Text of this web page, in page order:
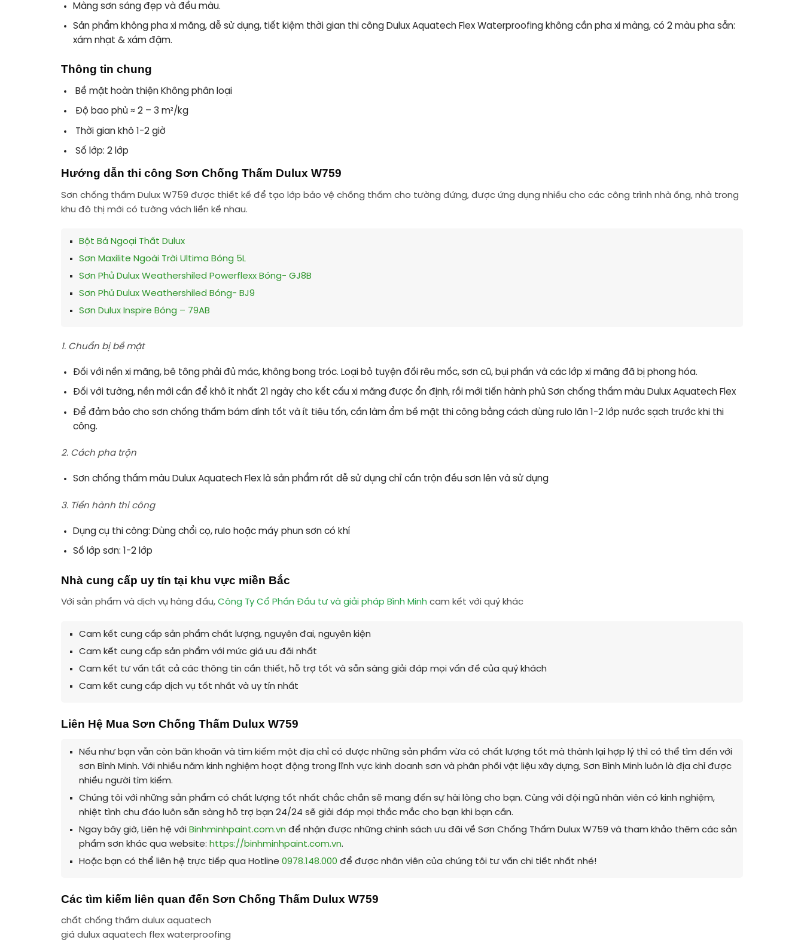
Màng sơn sáng đẹp và đều màu.
Sản phẩm không pha xi măng, dễ sử dụng, tiết kiệm thời gian thi công Dulux Aquatech Flex Waterproofing không cần pha xi màng, có 2 màu pha sẵn:
xám nhạt & xám đậm.
Thông tin chung
Bề mặt hoàn thiện Không phân loại
Độ bao phủ ≈ 2 – 3 m²/kg
Thời gian khô 1-2 giờ
Số lớp: 2 lớp
Hướng dẫn thi công Sơn Chống Thấm Dulux W759
Sơn chống thấm Dulux W759 được thiết kế để tạo lớp bảo vệ chống thấm cho tường đứng, được ứng dụng nhiều cho các công trình nhà ống, nhà trong
khu đô thị mới có tường vách liền kề nhau.
Bột Bả Ngoại Thất Dulux
Sơn Maxilite Ngoài Trời Ultima Bóng 5L
Sơn Phủ Dulux Weathershiled Powerflexx Bóng- GJ8B
Sơn Phủ Dulux Weathershiled Bóng- BJ9
Sơn Dulux Inspire Bóng – 79AB
1. Chuẩn bị bề mặt
Đối với nền xi măng, bê tông phải đủ mác, không bong tróc. Loại bỏ tuyện đối rêu mốc, sơn cũ, bụi phấn và các lớp xi măng đã bị phong hóa.
Đối với tường, nền mới cần để khô ít nhất 21 ngày cho kết cấu xi măng được ổn định, rồi mới tiến hành phủSơn chống thấm màu Dulux Aquatech Flex
Để đảm bảo cho sơn chống thấm bám dính tốt và ít tiêu tốn, cần làm ẩm bề mặt thi công bằng cách dùng rulo lăn 1-2 lớp nước sạch trước khi thi
công.
2. Cách pha trộn
Sơn chống thấm màu Dulux Aquatech Flex là sản phẩm rất dễ sử dụng chỉ cần trộn đều sơn lên và sử dụng
3. Tiến hành thi công
Dụng cụ thi công: Dùng chổi cọ, rulo hoặc máy phun sơn có khí
Số lớp sơn: 1-2 lớp
Nhà cung cấp uy tín tại khu vực miền Bắc
Với sản phẩm và dịch vụ hàng đầu, Công Ty Cổ Phần Đầu tư và giải pháp Bình Minh cam kết với quý khác
Cam kết cung cấp sản phẩm chất lượng, nguyên đai, nguyên kiện
Cam kết cung cấp sản phẩm với mức giá ưu đãi nhất
Cam kết tư vấn tất cả các thông tin cần thiết, hỗ trợ tốt và sẵn sàng giải đáp mọi vấn đề của quý khách
Cam kết cung cấp dịch vụ tốt nhất và uy tín nhất
Liên Hệ Mua Sơn Chống Thấm Dulux W759
Nếu như bạn vẫn còn băn khoăn và tìm kiếm một địa chỉ có được những sản phẩm vừa có chất lượng tốt mà thành lại hợp lý thì có thể tìm đến với
sơn Bình Minh. Với nhiều năm kinh nghiệm hoạt động trong lĩnh vực kinh doanh sơn và phân phối vật liệu xây dựng, Sơn Bình Minh luôn là địa chỉ được
nhiều người tìm kiếm.
Chúng tôi với những sản phẩm có chất lượng tốt nhất chắc chắn sẽ mang đến sự hài lòng cho bạn. Cùng với đội ngũ nhân viên có kinh nghiệm,
nhiệt tình chu đáo luôn sẵn sàng hỗ trợ bạn 24/24 sẽ giải đáp mọi thắc mắc cho bạn khi bạn cần.
Ngay bây giờ, Liên hệ với Binhminhpaint.com.vn để nhận được những chính sách ưu đãi về Sơn Chống Thấm Dulux W759 và tham khảo thêm các sản
phẩm sơn khác qua website: https://binhminhpaint.com.vn.
Hoặc bạn có thể liên hệ trực tiếp qua Hotline 0978.148.000 để được nhân viên của chúng tôi tư vấn chi tiết nhất nhé!
Các tìm kiếm liên quan đến Sơn Chống Thấm Dulux W759
chất chống thấm dulux aquatech
giá dulux aquatech flex waterproofing